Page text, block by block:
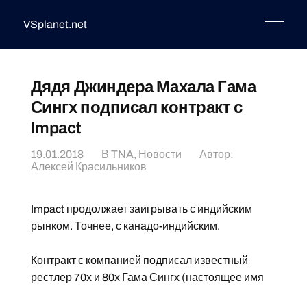
VSplanet.net
Дядя Джиндера Махала Гама
Сингх подписал контракт с
Impact
19.01.2018 В TNA, Новости
Автор:
Алексей Красильников
Impact продолжает заигрывать с индийским
рынком. Точнее, с канадо-индийским.
Контракт с компанией подписал известный
рестлер 70х и 80х Гама Сингх (настоящее имя